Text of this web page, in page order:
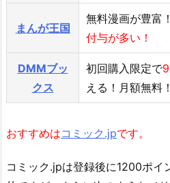
まんが王国
無料漫画が豊富！
付与が多い！
DMMブッ
クス
初回購入限定で
える！月額無料！
おすすめはコミック.jpです。
コミック.jpは登録後に1200ポイ